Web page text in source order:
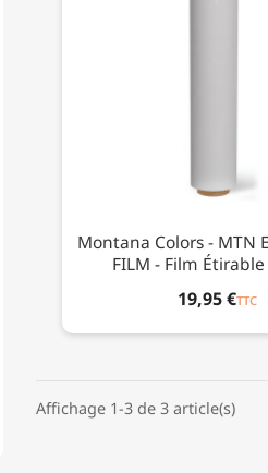
Montana Colors - MTN
FILM - Film
19,95 €TTC
Affichage 1-3 de 3 article(s)